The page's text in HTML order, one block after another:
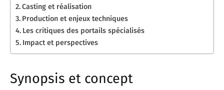
Casting et réalisation
Production et enjeux techniques
Les critiques des portails spécialisés
Impact et perspectives
Synopsis et concept